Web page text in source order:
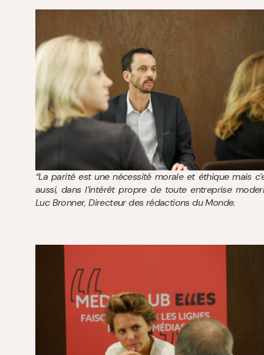
“La parité est une nécessité morale et éthique mais
aussi, dans l’intérêt propre de toute entreprise
Luc Bronner, Directeur des rédactions du Monde.